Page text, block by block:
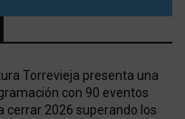
Torrevieja presenta una
con 90 eventos
cerrar 2026 superando los